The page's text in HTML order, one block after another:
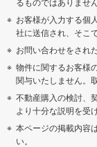
お客様が入力する個
社に送信され、そこ
お問い合わせをされ
物件に関するお客様
関与いたしません。
不動産購入の検討、
より十分な説明を受
本ページの掲載内容
い。